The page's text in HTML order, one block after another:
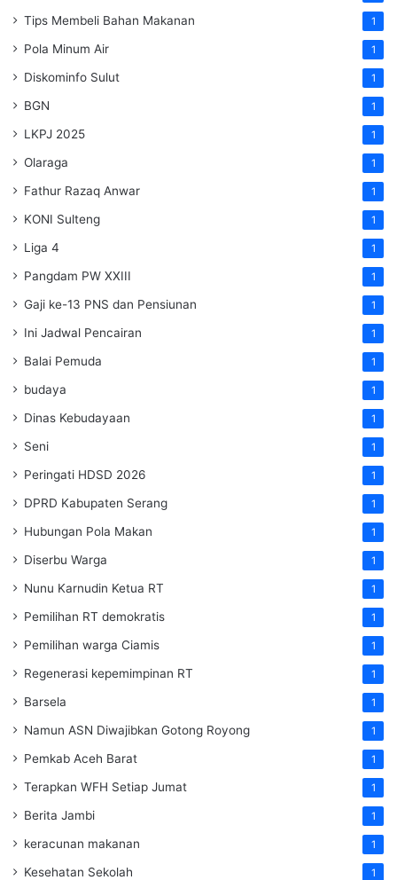
Tips Membeli Bahan Makanan 1
Pola Minum Air 1
Diskominfo Sulut 1
BGN 1
LKPJ 2025 1
Olaraga 1
Fathur Razaq Anwar 1
KONI Sulteng 1
Liga 4 1
Pangdam PW XXIII 1
Gaji ke-13 PNS dan Pensiunan 1
Ini Jadwal Pencairan 1
Balai Pemuda 1
budaya 1
Dinas Kebudayaan 1
Seni 1
Peringati HDSD 2026 1
DPRD Kabupaten Serang 1
Hubungan Pola Makan 1
Diserbu Warga 1
Nunu Karnudin Ketua RT 1
Pemilihan RT demokratis 1
Pemilihan warga Ciamis 1
Regenerasi kepemimpinan RT 1
Barsela 1
Namun ASN Diwajibkan Gotong Royong 1
Pemkab Aceh Barat 1
Terapkan WFH Setiap Jumat 1
Berita Jambi 1
keracunan makanan 1
Kesehatan Sekolah 1